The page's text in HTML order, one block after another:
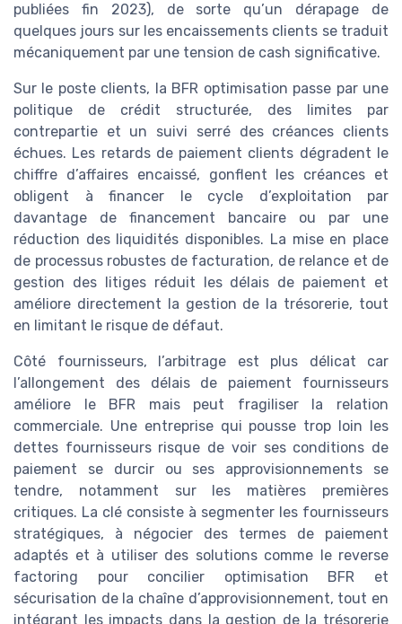
publiées fin 2023), de sorte qu’un dérapage de
quelques jours sur les encaissements clients se traduit
mécaniquement par une tension de cash significative.
Sur le poste clients, la BFR optimisation passe par une
politique de crédit structurée, des limites par
contrepartie et un suivi serré des créances clients
échues. Les retards de paiement clients dégradent le
chiffre d’affaires encaissé, gonflent les créances et
obligent à financer le cycle d’exploitation par
davantage de financement bancaire ou par une
réduction des liquidités disponibles. La mise en place
de processus robustes de facturation, de relance et de
gestion des litiges réduit les délais de paiement et
améliore directement la gestion de la trésorerie, tout
en limitant le risque de défaut.
Côté fournisseurs, l’arbitrage est plus délicat car
l’allongement des délais de paiement fournisseurs
améliore le BFR mais peut fragiliser la relation
commerciale. Une entreprise qui pousse trop loin les
dettes fournisseurs risque de voir ses conditions de
paiement se durcir ou ses approvisionnements se
tendre, notamment sur les matières premières
critiques. La clé consiste à segmenter les fournisseurs
stratégiques, à négocier des termes de paiement
adaptés et à utiliser des solutions comme le reverse
factoring pour concilier optimisation BFR et
sécurisation de la chaîne d’approvisionnement, tout en
intégrant les impacts dans la gestion de la trésorerie